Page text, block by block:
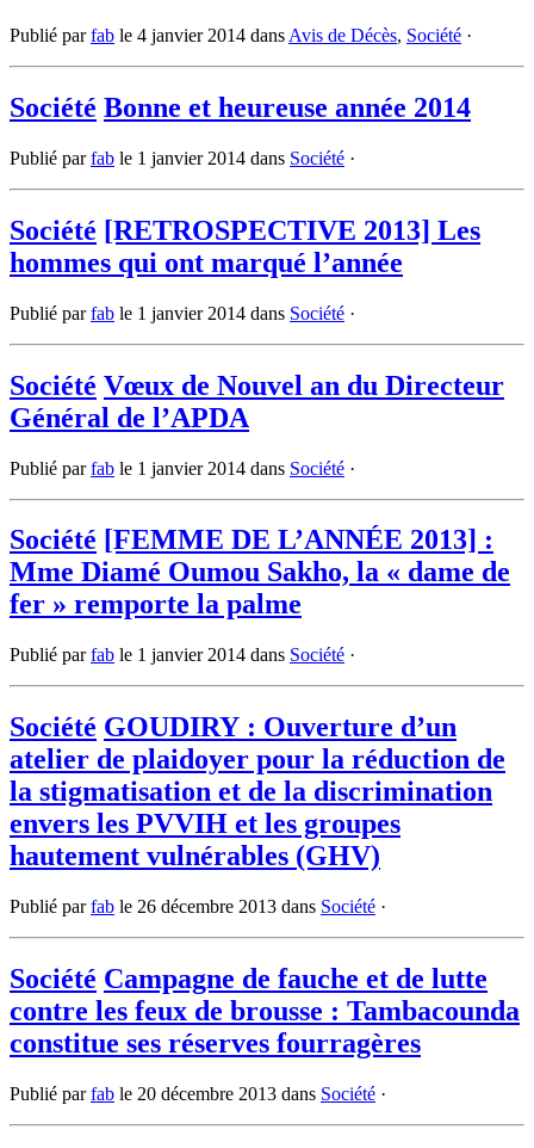
Publié parfab le 4 janvier 2014 dans Avis de Décès, Société ·
Société Bonne et heureuse année 2014
Publié parfab le 1 janvier 2014 dans Société ·
Société [RETROSPECTIVE 2013] Les
hommes qui ont marqué l’année
Publié parfab le 1 janvier 2014 dans Société ·
Société Vœux de Nouvel an du Directeur
Général de l’APDA
Publié parfab le 1 janvier 2014 dans Société ·
Société [FEMME DE L’ANNÉE 2013] :
Mme Diamé Oumou Sakho, la « dame de
fer » remporte la palme
Publié parfab le 1 janvier 2014 dans Société ·
Société GOUDIRY : Ouverture d’un
atelier de plaidoyer pour la réduction de
la stigmatisation et de la discrimination
envers les PVVIH et les groupes
hautement vulnérables (GHV)
Publié parfab le 26 décembre 2013 dans Société ·
Société Campagne de fauche et de lutte
contre les feux de brousse : Tambacounda
constitue ses réserves fourragères
Publié parfab le 20 décembre 2013 dans Société ·